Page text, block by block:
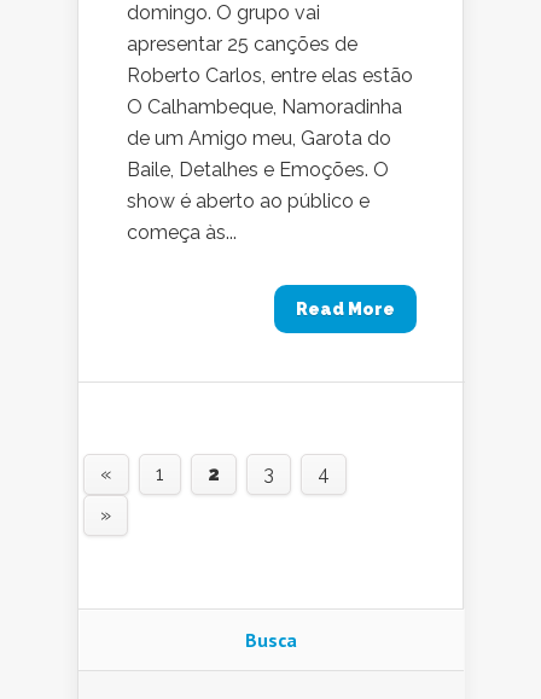
domingo. O grupo vai
apresentar 25 canções de
Roberto Carlos, entre elas estão
O Calhambeque, Namoradinha
de um Amigo meu, Garota do
Baile, Detalhes e Emoções. O
show é aberto ao público e
começa às...
Read More
« 1 2 3
4
»
Busca